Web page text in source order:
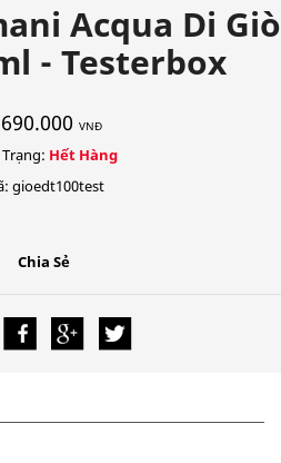
Acqua Di Giò
- Testerbox
VNĐ
Hết Hàng
gioedt100test
Chia Sẻ